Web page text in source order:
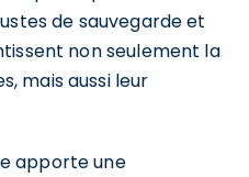
de sauvegarde et
non seulement la
mais aussi leur
apporte une